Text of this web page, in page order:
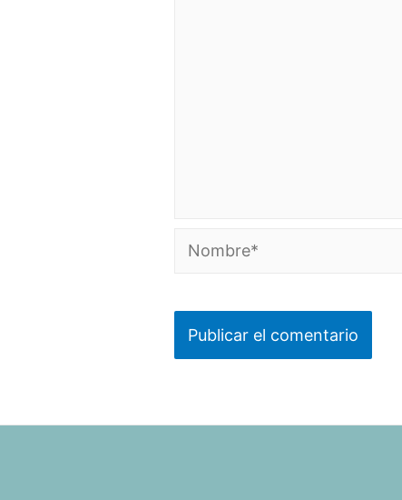
Nombre*